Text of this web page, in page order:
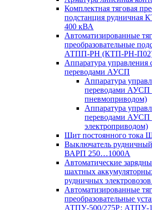
Комплектная тяговая
подстанция
400 кВА
Автоматизированные
преобразовательные
АТПП-РН (КТП-РН-
Аппаратура управления
переводами АУСП
Аппаратура
переводами АУСП
пневмоприводом)
Аппаратура
переводами АУСП
электроприводом)
Щит постоянного тока
Выключатель рудничный
ВАРП 250…1000А
Автоматические
шахтных
рудничных
Автоматизированные
преобразовательные
АТПУ-500/275Р; АТПУ-